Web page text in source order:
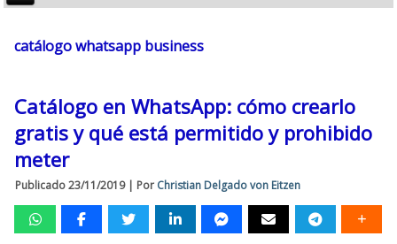
catálogo whatsapp business
Catálogo en WhatsApp: cómo crearlo
gratis y qué está permitido y prohibido
meter
Publicado 23/11/2019| Por Christian Delgado von Eitzen